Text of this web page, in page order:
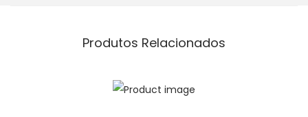
Produtos Relacionados